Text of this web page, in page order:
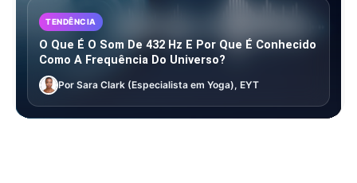
TENDÊNCIA
O Que É O Som De 432 Hz E Por Que É Conhecido
Como A Frequência Do Universo?
Por Sara Clark (Especialista em Yoga), EYT